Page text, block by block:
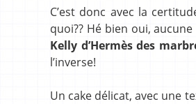
C’est donc avec la
quoi?? Hé bien oui,
Kelly d’Hermès des
l’inverse!
Un cake délicat, avec une